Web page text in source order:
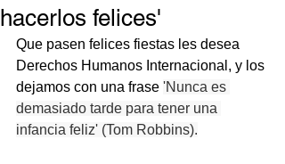
hacerlos felices'
Que pasen felices fiestas les desea
Derechos Humanos Internacional, y los
dejamos con una frase 'Nunca es
demasiado tarde para tener una
infancia feliz' (Tom Robbins).